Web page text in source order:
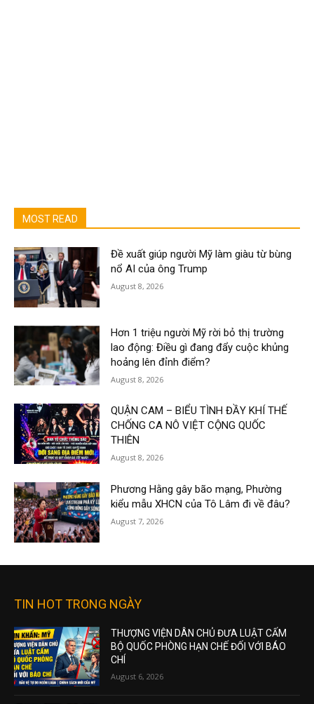
MOST READ
Đề xuất giúp người Mỹ làm giàu từ bùng
nổ AI của ông Trump
August 8, 2026
Hơn 1 triệu người Mỹ rời bỏ thị trường
lao động: Điều gì đang đẩy cuộc khủng
hoảng lên đỉnh điểm?
August 8, 2026
QUẬN CAM – BIỂU TÌNH ĐẦY KHÍ THẾ
CHỐNG CA NÔ VIỆT CỘNG QUỐC
THIÊN
August 8, 2026
Phương Hằng gây bão mạng, Phường
kiểu mẫu XHCN của Tô Lâm đi về đâu?
August 7, 2026
TIN HOT TRONG NGÀY
THƯỢNG VIỆN DÂN CHỦ ĐƯA LUẬT CẤM
BỘ QUỐC PHÒNG HẠN CHẾ ĐỐI VỚI BÁO
CHÍ
August 6, 2026